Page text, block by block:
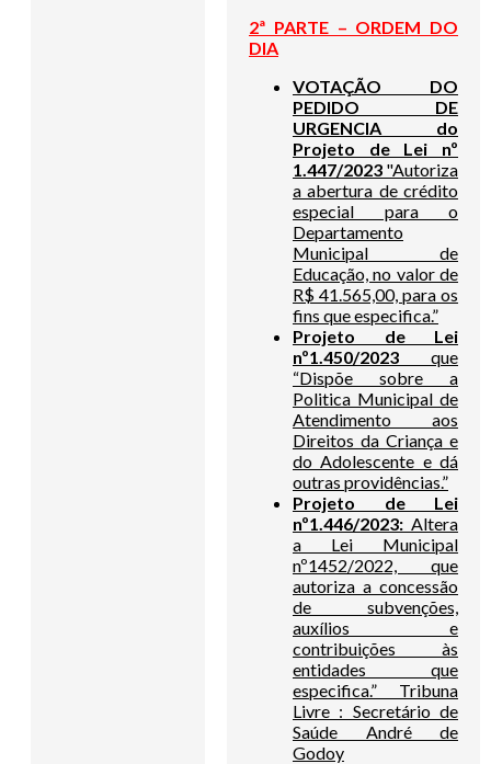
2ª PARTE – ORDEM DO
DIA
VOTAÇÃO DO
PEDIDO DE
URGENCIA do
Projeto de Lei nº
1.447/2023 "Autoriza
a abertura de crédito
especial para o
Departamento
Municipal de
Educação, no valor de
R$ 41.565,00, para os
fins que especifica.”
Projeto de Lei
nº1.450/2023 que
“Dispõe sobre a
Politica Municipal de
Atendimento aos
Direitos da Criança e
do Adolescente e dá
outras providências.”
Projeto de Lei
nº1.446/2023: Altera
a Lei Municipal
nº1452/2022, que
autoriza a concessão
de subvenções,
auxílios e
contribuições às
entidades que
especifica.” Tribuna
Livre : Secretário de
Saúde André de
Godoy